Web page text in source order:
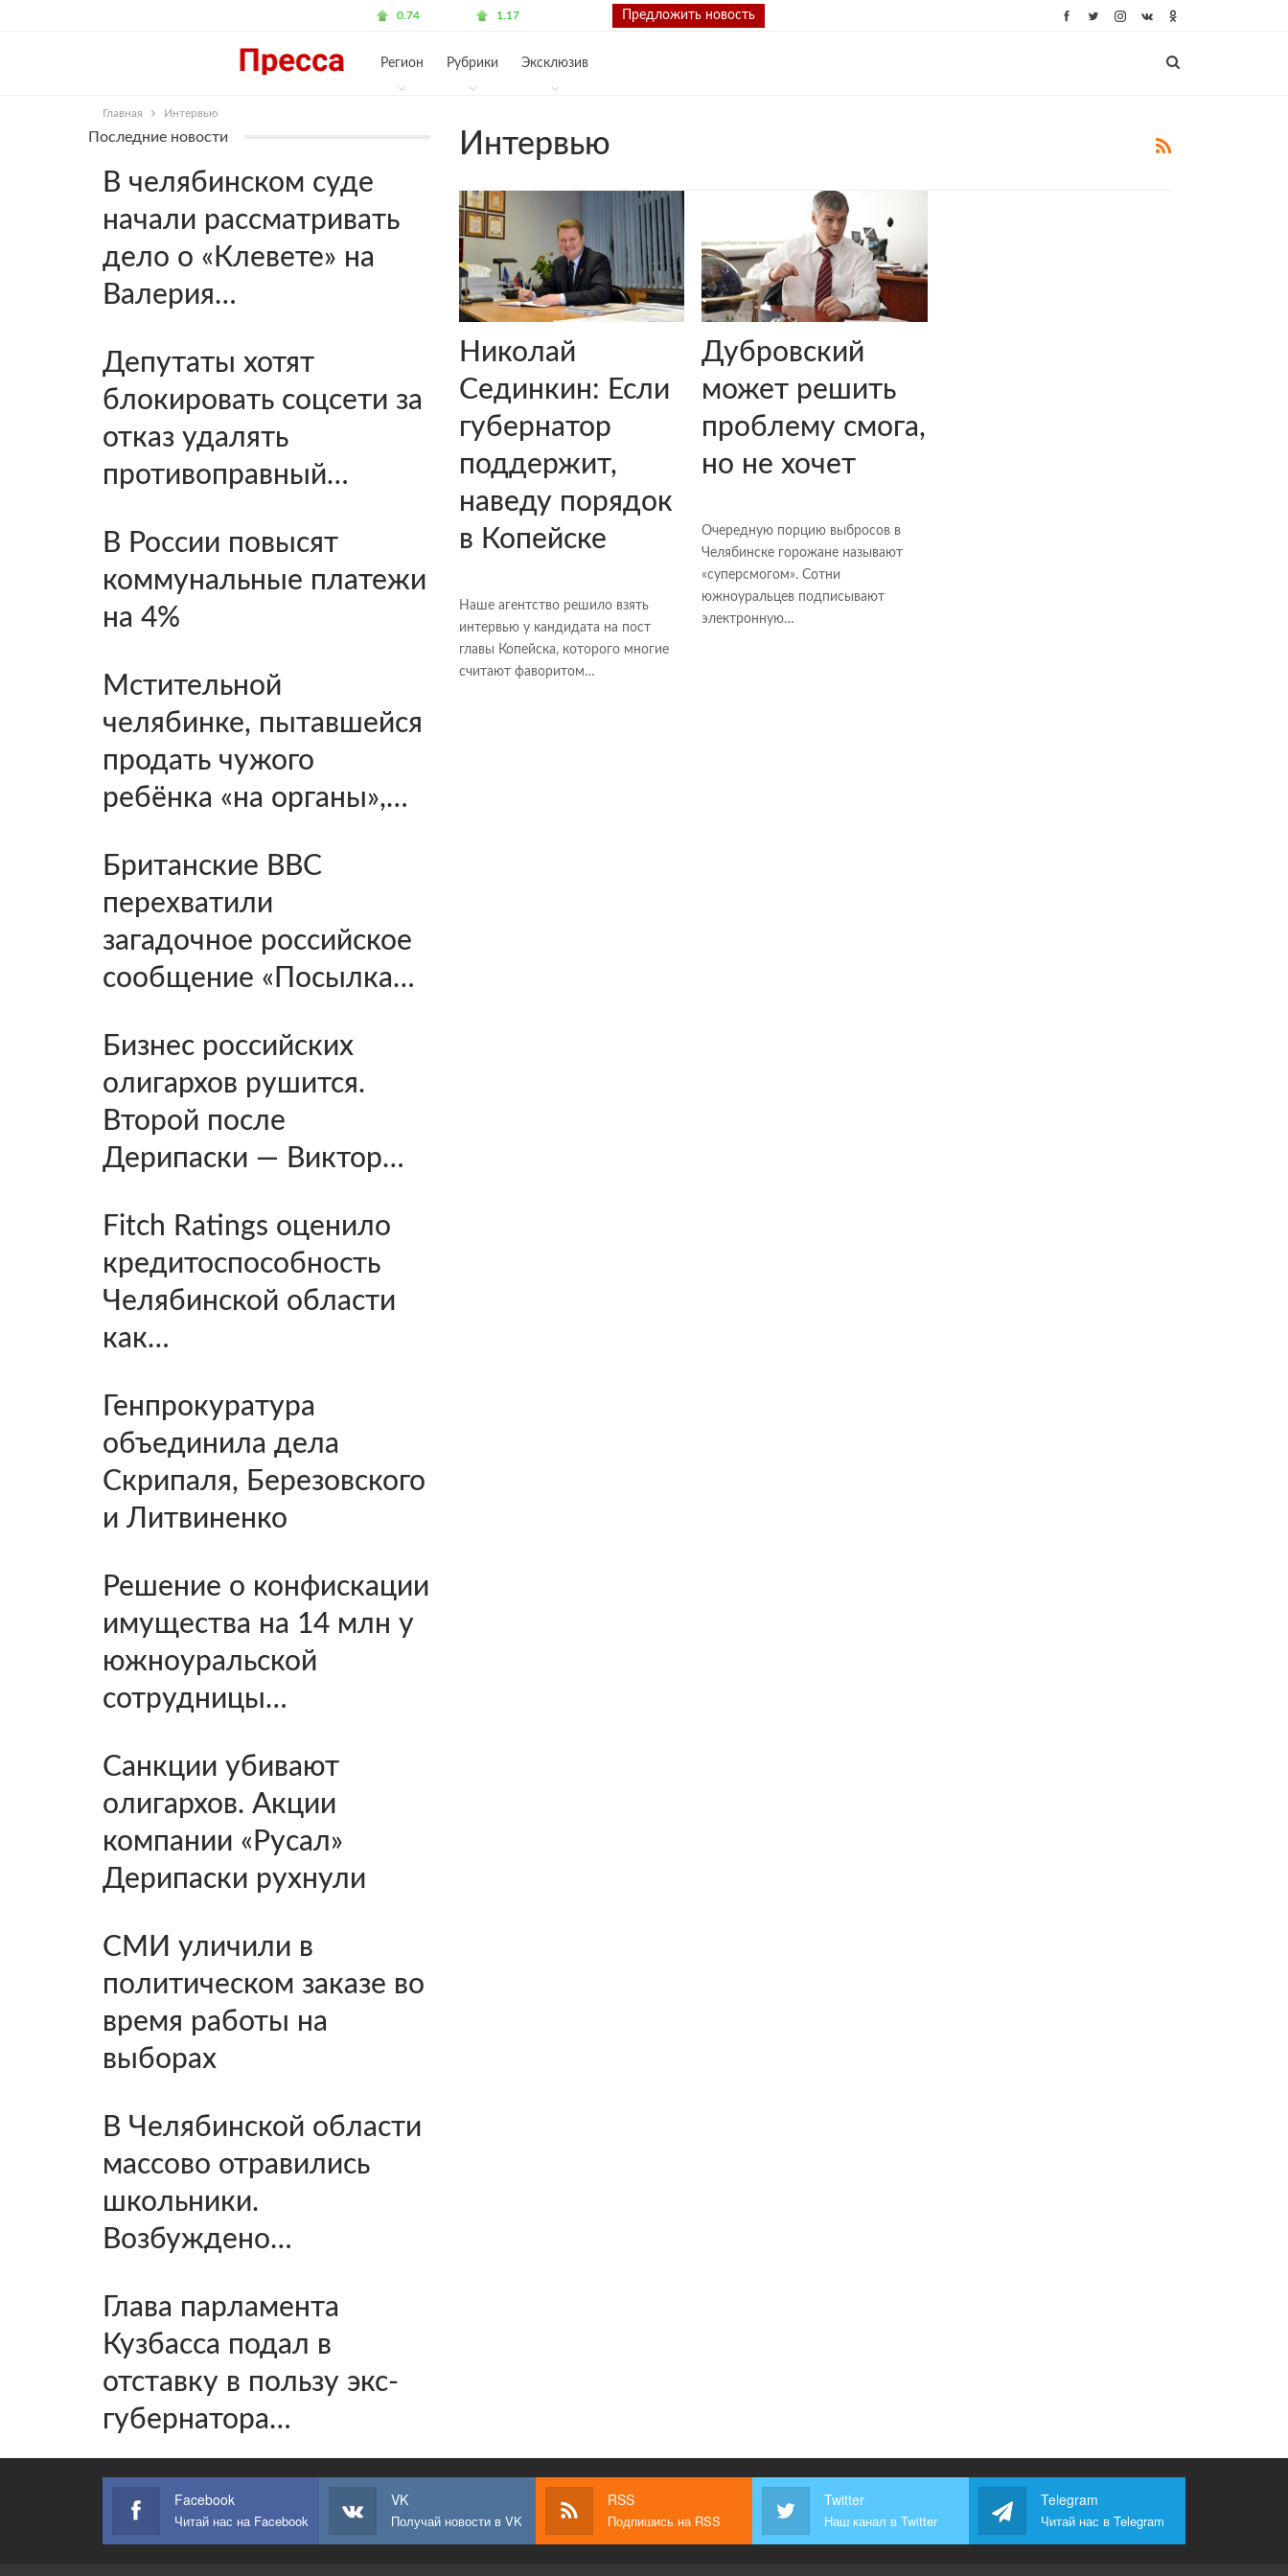
0.74 1.17 Предложить новость
Регион Рубрики Эксклюзив
Главная Интервью
Интервью
Николай
Сединкин: Если
губернатор
поддержит,
наведу порядок
в Копейске
Наше агентство решило взять
интервью у кандидата на пост
главы Копейска, которого многие
считают фаворитом…
Дубровский
может решить
проблему смога,
но не хочет
Очередную порцию выбросов в
Челябинске горожане называют
«суперсмогом». Сотни
южноуральцев подписывают
электронную…
Последние новости
В челябинском суде
начали рассматривать
дело о «Клевете» на
Валерия…
Депутаты хотят
блокировать соцсети за
отказ удалять
противоправный…
В России повысят
коммунальные платежи
на 4%
Мстительной
челябинке, пытавшейся
продать чужого
ребёнка «на органы»,…
Британские ВВС
перехватили
загадочное российское
сообщение «Посылка…
Бизнес российских
олигархов рушится.
Второй после
Дерипаски — Виктор…
Fitch Ratings оценило
кредитоспособность
Челябинской области
как…
Генпрокуратура
объединила дела
Скрипаля, Березовского
и Литвиненко
Решение о конфискации
имущества на 14 млн у
южноуральской
сотрудницы…
Санкции убивают
олигархов. Акции
компании «Русал»
Дерипаски рухнули
СМИ уличили в
политическом заказе во
время работы на
выборах
В Челябинской области
массово отравились
школьники.
Возбуждено…
Глава парламента
Кузбасса подал в
отставку в пользу экс-
губернатора…
Facebook
Читай нас на Facebook
VK
Получай новости в VK
RSS
Подпишись на RSS
Twitter
Наш канал в Twitter
Telegram
Читай нас в Telegram